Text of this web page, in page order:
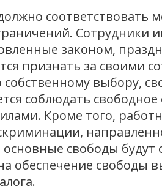
Сотрудники
законом,
признать за своими
выбору,
соблюдать
Кроме того,
основные свободы
обеспечение свободы